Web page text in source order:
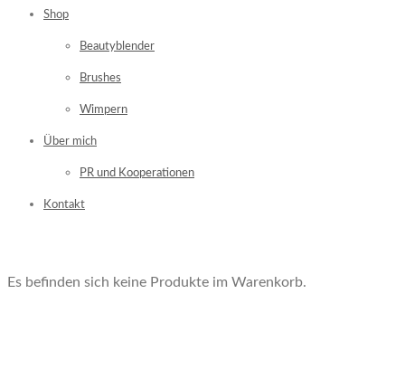
Shop
Beautyblender
Brushes
Wimpern
Über mich
PR und Kooperationen
Kontakt
Es befinden sich keine Produkte im Warenkorb.